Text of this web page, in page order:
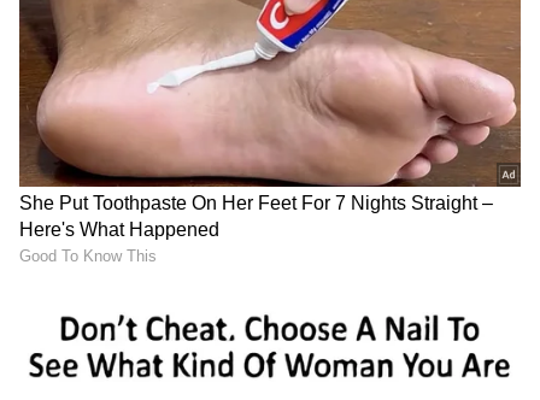
Pawan Kalyan: DCM ಡ್ಯೂಟಿ
ಮಧ್ಯೆಯೇ 'OG 2' ಅನೌನ್ಸ್;
ಓಜಸ್ ಗಂಭೀರನ ಜಪಾನೀಸ್
ಸೀಕ್ರೆಟ್ ಏನು?
Kannada Serial TRP 2026:
ಧಾರಾವಾಹಿಗಳ ಮಧ್ಯೆ ಜಟಾಪಟಿ;
ನಂ 1 ಸ್ಥಾನಕ್ಕೆ ಮತ್ತೆ ಬಂದು ಕುಳಿತ
ಹಳೇ ಸೀರಿಯಲ್‌!
LATEST VIDEOS
ಕನಕೋತ್ಸವದಲ್ಲಿ ರಿಷಬ್ ಶೆಟ್ಟಿ | Rishab
Shetty speech | Suvarna News